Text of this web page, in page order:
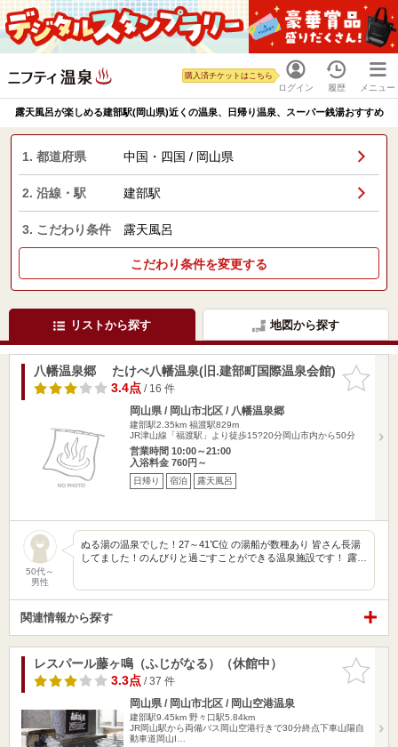
ログイン
購入済チケットはこちら
履歴 メニュー
露天風呂が楽しめる建部駅(岡山県)近くの温泉、日帰り温泉、スーパー銭湯おすすめ
1. 都道府県 中国・四国 / 岡山県
2. 沿線・駅 建部駅
3. こだわり条件 露天風呂
こだわり条件を変更する
リストから探す 地図から探す
お気に入
りに追加
八幡温泉郷 たけべ八幡温泉(旧.建部町国際温泉会館)
3.4点/ 16 件
岡山県 / 岡山市北区 / 八幡温泉郷
建部駅2.35km 福渡駅829m
JR津山線「福渡駅」より徒歩15?20分岡山市内から50分
営業時間 10:00～21:00
入浴料金 760円～
日帰り 宿泊 露天風呂
50代～
男性
ぬる湯の温泉でした！27～41℃位 の湯船が数種あり 皆さん長湯
してました！のんびりと過ごすことができる温泉施設です！ 露…
関連情報から探す
お気に入
りに追加
レスパール藤ヶ鳴（ふじがなる）（休館中）
3.3点/ 37 件
岡山県 / 岡山市北区 / 岡山空港温泉
建部駅9.45km 野々口駅5.84km
JR岡山駅から両備バス岡山空港行きで30分終点下車山陽自
動車道岡山I…